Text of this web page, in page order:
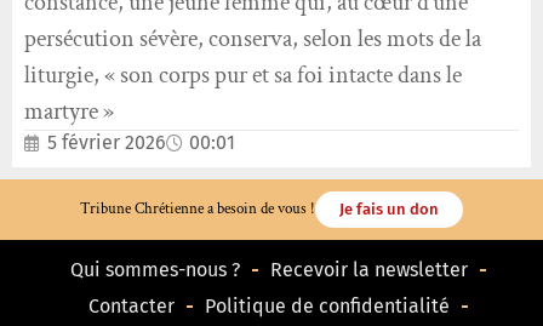
persécution sévère, conserva, selon les mots de la
liturgie, « son corps pur et sa foi intacte dans le
martyre »
5 février 2026 00:01
Tribune Chrétienne a besoin de vous ! Je fais un don
Qui sommes-nous ?
Recevoir la newsletter
Contacter
Politique de confidentialité